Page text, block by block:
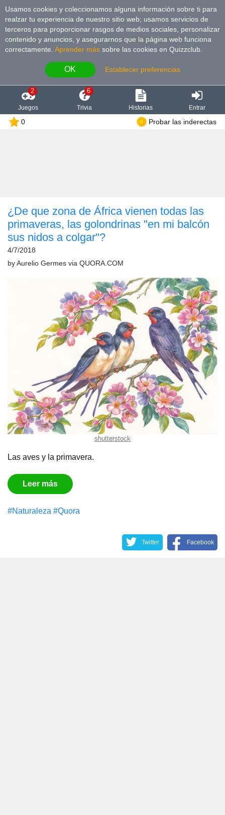
Usamos cookies y coleccionamos alguna información sobre ti para
realzar tu experiencia de nuestro sitio web; usamos servicios de
terceros para proporcionar rasgos de medios sociales, personalizar
contenido y anuncios, y asegurarnos que la página web funciona
correctamente. Aprender más sobre las cookies en Quizzclub.
OK Establecer preferencias
2
Juegos
6
Trivia Historias Entrar
0 Probar las inderectas
¿De que zona de África vienen todas las
primaveras, las golondrinas "en mi balcón
sus nidos a colgar"?
4/7/2018
by Aurelio Germes via QUORA.COM
shutterstock
Las aves y la primavera.
Leer más
#Naturaleza #Quora
Twitter Facebook